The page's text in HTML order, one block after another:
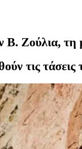
Ζούλια, τη
τις